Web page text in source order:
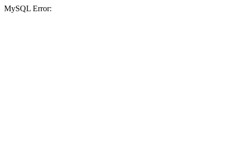
MySQL Error: